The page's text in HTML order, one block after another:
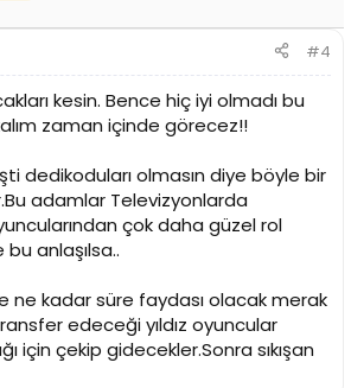
#4
kesin. Bence hiç iyi olmadı bu
zaman içinde görecez!!
dedikoduları olmasın diye böyle bir
adamlar Televizyonlarda
çok daha güzel rol
anlaşılsa..
ne kadar süre faydası olacak merak
edeceği yıldız oyuncular
için çekip gidecekler.Sonra sıkışan